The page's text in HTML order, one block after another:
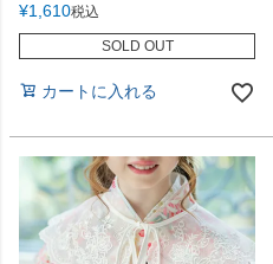
¥1,610税込
SOLD OUT
カートに入れる